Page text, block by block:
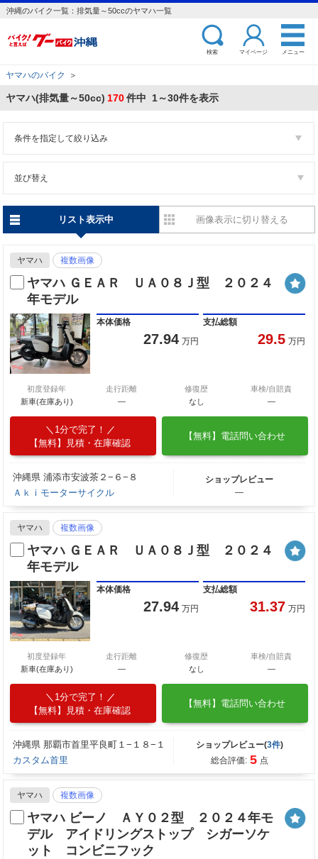
沖縄のバイク一覧：排気量～50ccのヤマハ一覧
検索 マイページ メニュー
ヤマハのバイク ＞
ヤマハ(排気量～50cc) 170件中 1～30件を表示
条件を指定して絞り込み
並び替え
リスト表示中 画像表示に切り替える
ヤマハ 複数画像
ヤマハ ＧＥＡＲ ＵＡ０８Ｊ型 ２０２４
年モデル
本体価格
27.94 万円
支払総額
29.5 万円
初度登録年
新車(在庫あり)
走行距離
―
修復歴
なし
車検/自賠責
―
1分で完了！
【無料】見積・在庫確認
【無料】電話問い合わせ
沖縄県 浦添市安波茶２−６−８
Ａｋｉモーターサイクル
ショップレビュー
―
ヤマハ 複数画像
ヤマハ ＧＥＡＲ ＵＡ０８Ｊ型 ２０２４
年モデル
本体価格
27.94 万円
支払総額
31.37 万円
初度登録年
新車(在庫あり)
走行距離
―
修復歴
なし
車検/自賠責
―
1分で完了！
【無料】見積・在庫確認
【無料】電話問い合わせ
沖縄県 那覇市首里平良町１−１８−１
カスタム首里
ショップレビュー(3件)
総合評価: 5 点
ヤマハ 複数画像
ヤマハ ビーノ ＡＹ０２型 ２０２４年モ
デル アイドリングストップ シガーソケ
ット コンビニフック